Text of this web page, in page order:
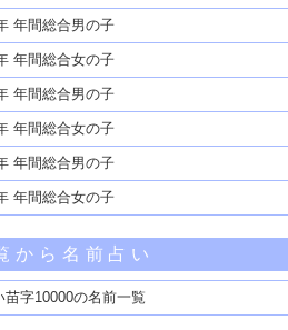
年間総合男の子
年間総合女の子
年間総合男の子
年間総合女の子
年間総合男の子
年間総合女の子
から名前占い
苗字10000の名前一覧